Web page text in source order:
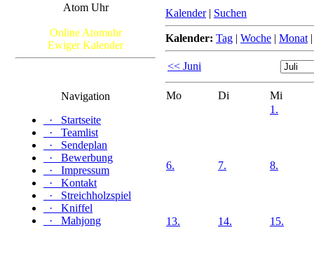
Atom Uhr
Online Atomuhr
Ewiger Kalender
Navigation
·
Startseite
·
Teamlist
·
Sendeplan
·
Bewerbung
·
Impressum
·
Kontakt
·
Streichholzspiel
·
Kniffel
·
Mahjong
Kalender | Suchen
Kalender: Tag | Woche | Monat
<< Juni
Mo Di
Mi
1.
6. 7. 8.
13. 14. 15.